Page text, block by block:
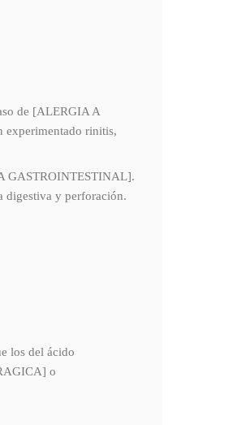
de [ALERGIA A
experimentado rinitis,
GASTROINTESTINAL].
digestiva y perforación.
los del ácido
o